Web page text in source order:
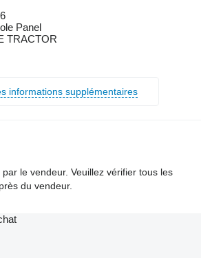
Panel
TRACTOR
informations supplémentaires
le vendeur. Veuillez vérifier tous les
du vendeur.